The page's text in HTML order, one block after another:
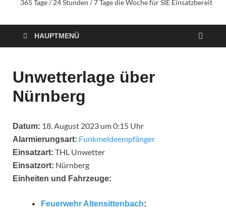
365 Tage / 24 Stunden / 7 Tage die Woche für SIE Einsatzbereit
HAUPTMENÜ
Unwetterlage über
Nürnberg
Datum: 18. August 2023 um 0:15 Uhr
Alarmierungsart: Funkmeldeempfänger
Einsatzart: THL Unwetter
Einsatzort: Nürnberg
Einheiten und Fahrzeuge:
Feuerwehr Altensittenbach: